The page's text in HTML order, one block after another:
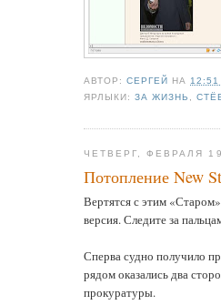
АВТОР:СЕРГЕЙ НА12:51
ЯРЛЫКИ:ЗА ЖИЗНЬ ,
ЧЕТВЕРГ, ФЕВРАЛЯ
Потопление New
Вертятся с этим
версия. Следите за
Сперва судно получило
рядом оказались два
прокуратуры.